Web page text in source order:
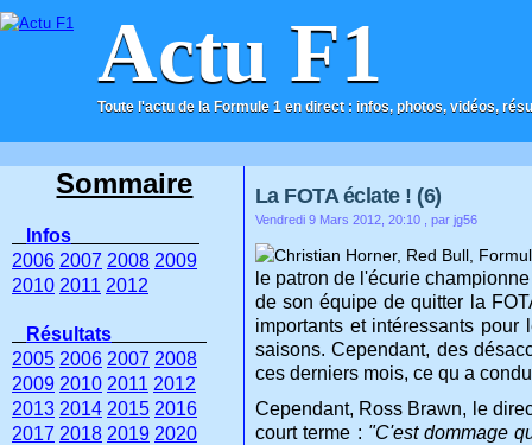
Actu F1
Toute l'actu de la Formule 1 en direct : infos, photos, vidéos,
ACCUEIL CONTACT
La FOTA éclate ! (6)
Vendredi 9 Mars 2012, 20:10 , par jg56
le patron de l'écurie
de son équipe de quitter la
importants et intéressants
saisons. Cependant, des
ces derniers mois, ce qu a
Cependant, Ross Brawn, le
court terme : "C'est dommage
Sommaire
Infos
2006 2007 2008 2009
2010 2011 2012
Résultats
2005 2006 2007 2008
2009 2010 2011 2012
2013 2014 2015 2016
2017 2018 2019 2020